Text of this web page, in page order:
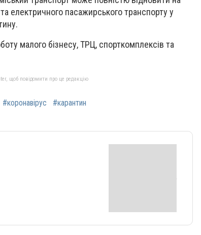
електричного пасажирського транспорту у
малого бізнесу, ТРЦ, спорткомплексів та
щоб повідомити про це редакцію
#коронавірус #карантин